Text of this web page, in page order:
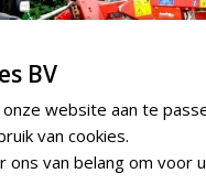
BV
website aan te
van cookies.
ons van belang om